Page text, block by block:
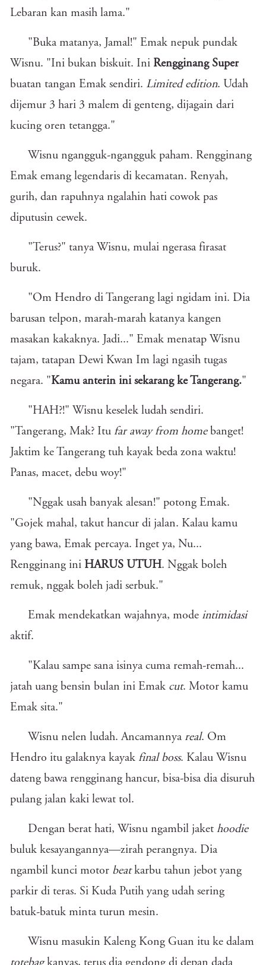
Lebaran kan masih lama."
"Buka matanya, Jamal!" Emak nepuk pundak
Wisnu. "Ini bukan biskuit. Ini Rengginang Super
buatan tangan Emak sendiri. Limited edition. Udah
dijemur 3 hari 3 malem di genteng, dijagain dari
kucing oren tetangga."
Wisnu ngangguk-ngangguk paham. Rengginang
Emak emang legendaris di kecamatan. Renyah,
gurih, dan rapuhnya ngalahin hati cowok pas
diputusin cewek.
"Terus?" tanya Wisnu, mulai ngerasa firasat
buruk.
"Om Hendro di Tangerang lagi ngidam ini. Dia
barusan telpon, marah-marah katanya kangen
masakan kakaknya. Jadi..." Emak menatap Wisnu
tajam, tatapan Dewi Kwan Im lagi ngasih tugas
negara. "Kamu anterin ini sekarang ke Tangerang."
"HAH?!" Wisnu keselek ludah sendiri.
"Tangerang, Mak? Itu far away from homebanget!
Jaktim ke Tangerang tuh kayak beda zona waktu!
Panas, macet, debu woy!"
"Nggak usah banyak alesan!" potong Emak.
"Gojek mahal, takut hancur di jalan. Kalau kamu
yang bawa, Emak percaya. Inget ya, Nu...
Rengginang ini HARUS UTUH. Nggak boleh
remuk, nggak boleh jadi serbuk."
Emak mendekatkan wajahnya, mode intimidasi
aktif.
"Kalau sampe sana isinya cuma remah-remah...
jatah uang bensin bulan ini Emak cut. Motor kamu
Emak sita."
Wisnu nelen ludah. Ancamannya real. Om
Hendro itu galaknya kayak final boss. Kalau Wisnu
dateng bawa rengginang hancur, bisa-bisa dia disuruh
pulang jalan kaki lewat tol.
Dengan berat hati, Wisnu ngambil jaket hoodie
buluk kesayangannya—zirah perangnya. Dia
ngambil kunci motor beatkarbu tahun jebot yang
parkir di teras. Si Kuda Putih yang udah sering
batuk-batuk minta turun mesin.
Wisnu masukin Kaleng Kong Guan itu ke dalam
totebagkanvas, terus dia gendong di depan dada